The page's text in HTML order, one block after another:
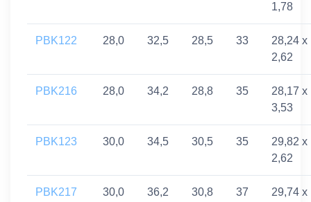
1,78
PBK122 28,0 32,5 28,5 33
28,24 x
2,62
PBK216 28,0 34,2 28,8 35
28,17 x
3,53
PBK123 30,0 34,5 30,5 35
29,82 x
2,62
PBK217 30,0 36,2 30,8 37
29,74 x